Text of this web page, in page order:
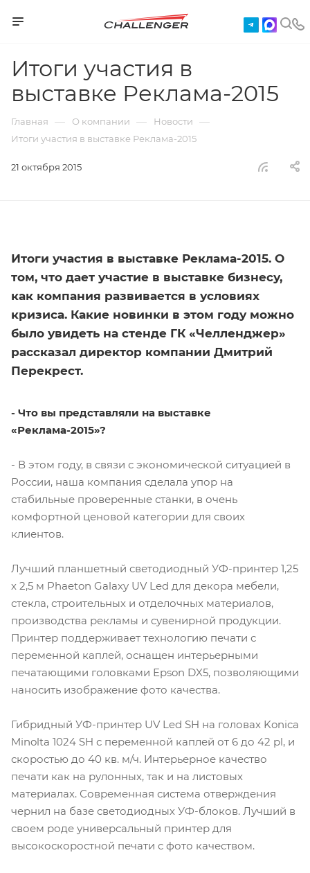
Итоги участия в
выставке Реклама-2015
Главная — О компании — Новости —
Итоги участия в выставке Реклама-2015
21 октября 2015
Итоги участия в выставке Реклама-2015. О
том, что дает участие в выставке бизнесу,
как компания развивается в условиях
кризиса. Какие новинки в этом году можно
было увидеть на стенде ГК «Челленджер»
рассказал директор компании Дмитрий
Перекрест.
- Что вы представляли на выставке
«Реклама-2015»?
- В этом году, в связи с экономической ситуацией в
России, наша компания сделала упор на
стабильные проверенные станки, в очень
комфортной ценовой категории для своих
клиентов.
Лучший планшетный светодиодный УФ-принтер 1,25
х 2,5 м Phaeton Galaxy UV Led для декора мебели,
стекла, строительных и отделочных материалов,
производства рекламы и сувенирной продукции.
Принтер поддерживает технологию печати с
переменной каплей, оснащен интерьерными
печатающими головками Epson DX5, позволяющими
наносить изображение фото качества.
Гибридный УФ-принтер UV Led SH на головах Konica
Minolta 1024 SH с переменной каплей от 6 до 42 pl, и
скоростью до 40 кв. м/ч. Интерьерное качество
печати как на рулонных, так и на листовых
материалах. Современная система отверждения
чернил на базе светодиодных УФ-блоков. Лучший в
своем роде универсальный принтер для
высокоскоростной печати с фото качеством.